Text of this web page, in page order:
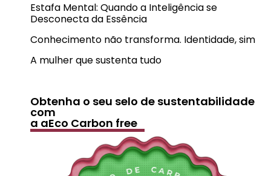
Estafa Mental: Quando a Inteligência se
Desconecta da Essência
Conhecimento não transforma. Identidade, sim
A mulher que sustenta tudo
Obtenha o seu selo de sustentabilidade
com
a aEco Carbon free